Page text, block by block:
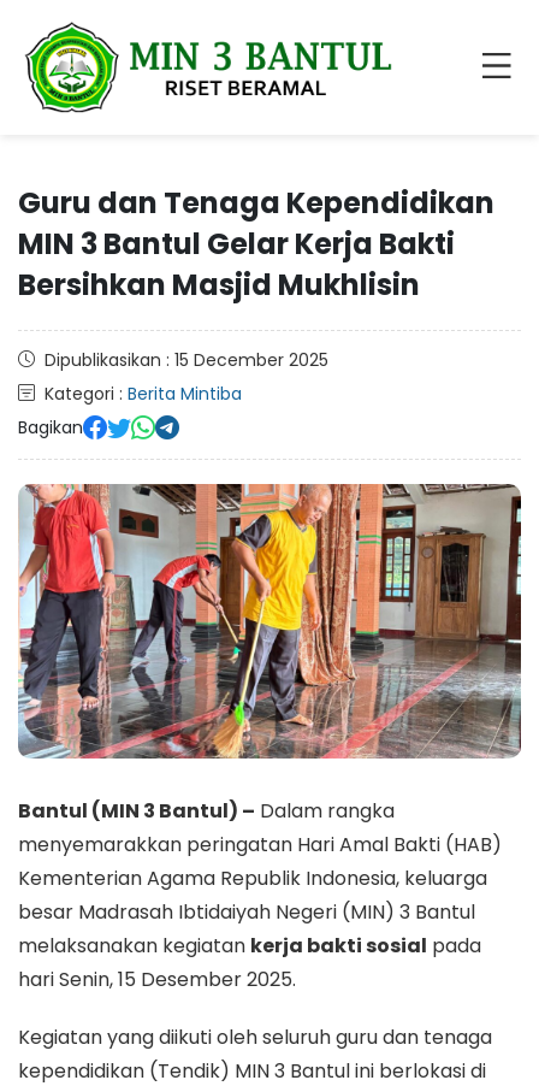
Guru dan Tenaga Kependidikan
MIN 3 Bantul Gelar Kerja Bakti
Bersihkan Masjid Mukhlisin
Dipublikasikan : 15 December 2025
Kategori : Berita Mintiba
Bagikan
Bantul (MIN 3 Bantul) – Dalam rangka
menyemarakkan peringatan Hari Amal Bakti (HAB)
Kementerian Agama Republik Indonesia, keluarga
besar Madrasah Ibtidaiyah Negeri (MIN) 3 Bantul
melaksanakan kegiatan kerja bakti sosial pada
hari Senin, 15 Desember 2025.
​Kegiatan yang diikuti oleh seluruh guru dan tenaga
kependidikan (Tendik) MIN 3 Bantul ini berlokasi di